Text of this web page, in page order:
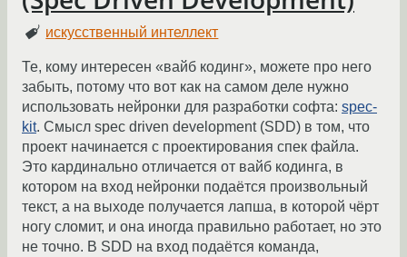
искусственный интеллект
Те, кому интересен «вайб кодинг», можете про него
забыть, потому что вот как на самом деле нужно
использовать нейронки для разработки софта: spec-
kit. Смысл spec driven development (SDD) в том, что
проект начинается с проектирования спек файла.
Это кардинально отличается от вайб кодинга, в
котором на вход нейронки подаётся произвольный
текст, а на выходе получается лапша, в которой чёрт
ногу сломит, и она иногда правильно работает, но это
не точно. В SDD на вход подаётся команда,